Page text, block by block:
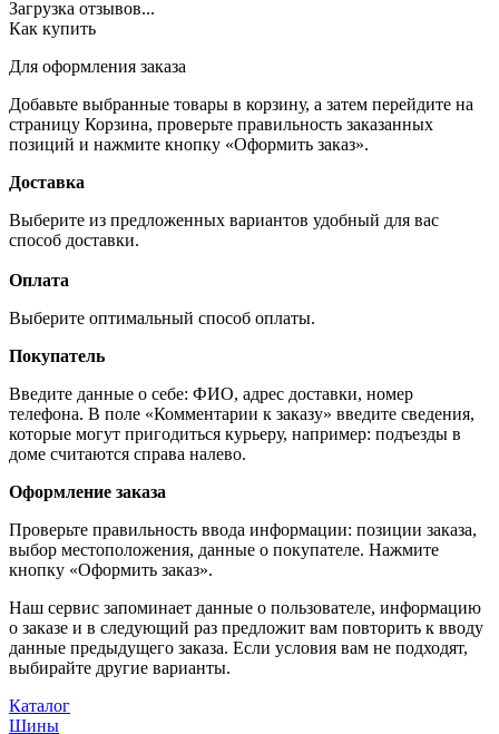
Загрузка отзывов...
Как купить
Для оформления заказа
Добавьте выбранные товары в корзину, а затем перейдите на
страницу Корзина, проверьте правильность заказанных
позиций и нажмите кнопку «Оформить заказ».
Доставка
Выберите из предложенных вариантов удобный для вас
способ доставки.
Оплата
Выберите оптимальный способ оплаты.
Покупатель
Введите данные о себе: ФИО, адрес доставки, номер
телефона. В поле «Комментарии к заказу» введите сведения,
которые могут пригодиться курьеру, например: подъезды в
доме считаются справа налево.
Оформление заказа
Проверьте правильность ввода информации: позиции заказа,
выбор местоположения, данные о покупателе. Нажмите
кнопку «Оформить заказ».
Наш сервис запоминает данные о пользователе, информацию
о заказе и в следующий раз предложит вам повторить к вводу
данные предыдущего заказа. Если условия вам не подходят,
выбирайте другие варианты.
Каталог
Шины